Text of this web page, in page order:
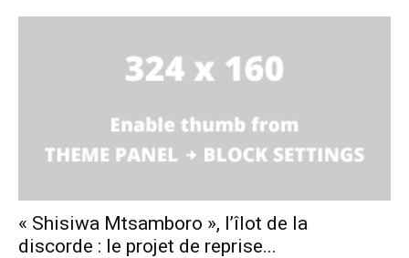
« Shisiwa Mtsamboro », l’îlot de la
discorde : le projet de reprise...